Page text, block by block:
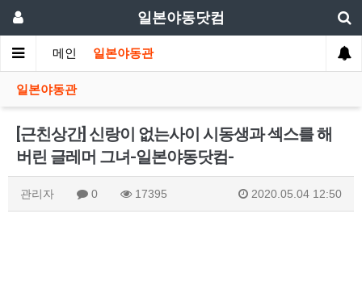
일본야동닷컴
메인 일본야동관
일본야동관
[근친상간] 신랑이 없는사이 시동생과 섹스를 해
버린 글레머 그녀-일본야동닷컴-
관리자 0 17395 2020.05.04 12:50